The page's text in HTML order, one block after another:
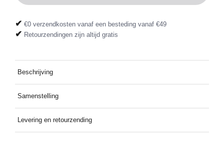
✔ €0 verzendkosten vanaf een besteding vanaf €49
✔ Retourzendingen zijn altijd gratis
Beschrijving
licht gestructureerde stof en de wikkelsnit maken hem perfect
Samenstelling
Levering en retourzending